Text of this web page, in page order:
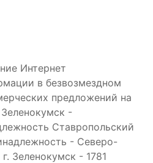
Интернет
в безвозмездном
предложений на
-
Ставропольский
- Северо-
Зеленокумск - 1781